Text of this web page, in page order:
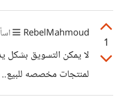
تتواجد بشكل كبير على
فهي تعتمد على رأس
لكن
1
RebelMahmoud
لا يمكن التسويق بشكل
نتائج فعاله في الصفحات